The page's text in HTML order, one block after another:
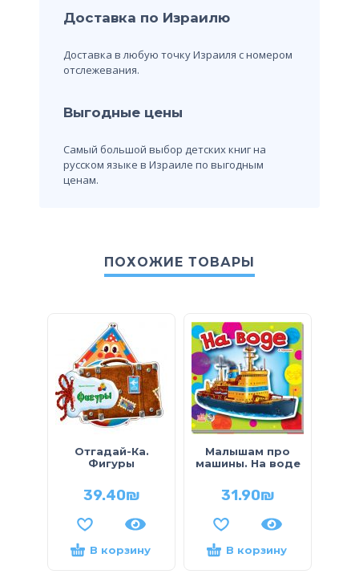
Доставка по Израилю
Доставка в любую точку Израиля с номером
отслежевания.
Выгодные цены
Самый большой выбор детских книг на
русском языке в Израиле по выгодным
ценам.
ПОХОЖИЕ ТОВАРЫ
Отгадай-Ка.
Фигуры
39.40₪
В корзину
Малышам про
машины. На воде
31.90₪
В корзину